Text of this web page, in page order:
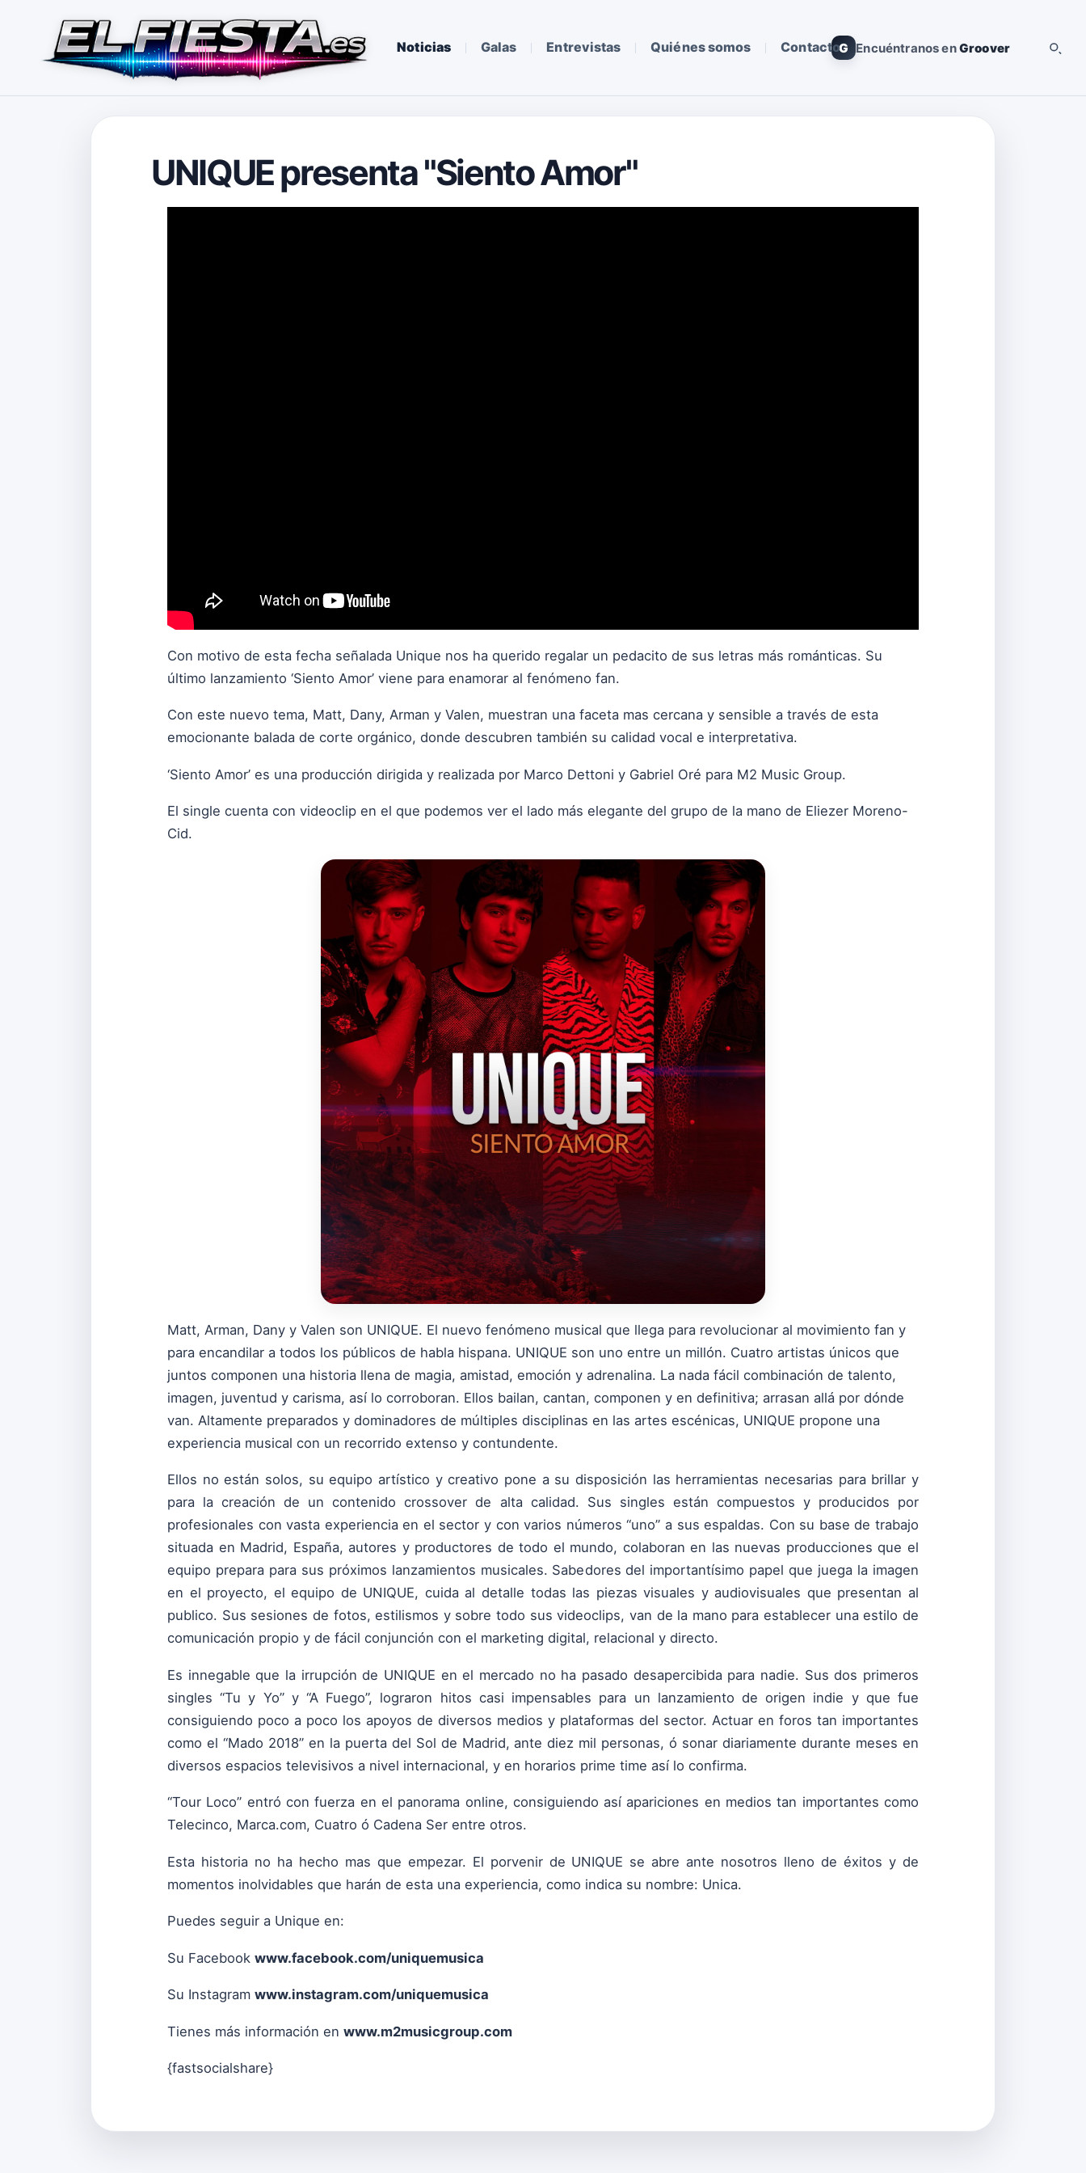
Noticias Galas Entrevistas Quiénes somos ContactoG Encuéntranos enGroover
UNIQUE presenta "Siento Amor"
Con motivo de esta fecha señalada Unique nos ha querido regalar un pedacito de sus letras más románticas. Su
último lanzamiento ‘Siento Amor’ viene para enamorar al fenómeno fan.
Con este nuevo tema, Matt, Dany, Arman y Valen, muestran una faceta mas cercana y sensible a través de esta
emocionante balada de corte orgánico, donde descubren también su calidad vocal e interpretativa.
‘Siento Amor’ es una producción dirigida y realizada por Marco Dettoni y Gabriel Oré para M2 Music Group.
El single cuenta con videoclip en el que podemos ver el lado más elegante del grupo de la mano de Eliezer Moreno-
Cid.
Matt, Arman, Dany y Valen son UNIQUE. El nuevo fenómeno musical que llega para revolucionar al movimiento fan y
para encandilar a todos los públicos de habla hispana. UNIQUE son uno entre un millón. Cuatro artistas únicos que
juntos componen una historia llena de magia, amistad, emoción y adrenalina. La nada fácil combinación de talento,
imagen, juventud y carisma, así lo corroboran. Ellos bailan, cantan, componen y en definitiva; arrasan allá por dónde
van. Altamente preparados y dominadores de múltiples disciplinas en las artes escénicas, UNIQUE propone una
experiencia musical con un recorrido extenso y contundente.
Ellos no están solos, su equipo artístico y creativo pone a su disposición las herramientas necesarias para brillar y
para la creación de un contenido crossover de alta calidad. Sus singles están compuestos y producidos por
profesionales con vasta experiencia en el sector y con varios números “uno” a sus espaldas. Con su base de trabajo
situada en Madrid, España, autores y productores de todo el mundo, colaboran en las nuevas producciones que el
equipo prepara para sus próximos lanzamientos musicales. Sabedores del importantísimo papel que juega la imagen
en el proyecto, el equipo de UNIQUE, cuida al detalle todas las piezas visuales y audiovisuales que presentan al
publico. Sus sesiones de fotos, estilismos y sobre todo sus videoclips, van de la mano para establecer una estilo de
comunicación propio y de fácil conjunción con el marketing digital, relacional y directo.
Es innegable que la irrupción de UNIQUE en el mercado no ha pasado desapercibida para nadie. Sus dos primeros
singles “Tu y Yo” y “A Fuego”, lograron hitos casi impensables para un lanzamiento de origen indie y que fue
consiguiendo poco a poco los apoyos de diversos medios y plataformas del sector. Actuar en foros tan importantes
como el “Mado 2018” en la puerta del Sol de Madrid, ante diez mil personas, ó sonar diariamente durante meses en
diversos espacios televisivos a nivel internacional, y en horarios prime time así lo confirma.
“Tour Loco” entró con fuerza en el panorama online, consiguiendo así apariciones en medios tan importantes como
Telecinco, Marca.com, Cuatro ó Cadena Ser entre otros.
Esta historia no ha hecho mas que empezar. El porvenir de UNIQUE se abre ante nosotros lleno de éxitos y de
momentos inolvidables que harán de esta una experiencia, como indica su nombre: Unica.
Puedes seguir a Unique en:
Su Facebook www.facebook.com/uniquemusica
Su Instagram www.instagram.com/uniquemusica
Tienes más información en www.m2musicgroup.com
{fastsocialshare}